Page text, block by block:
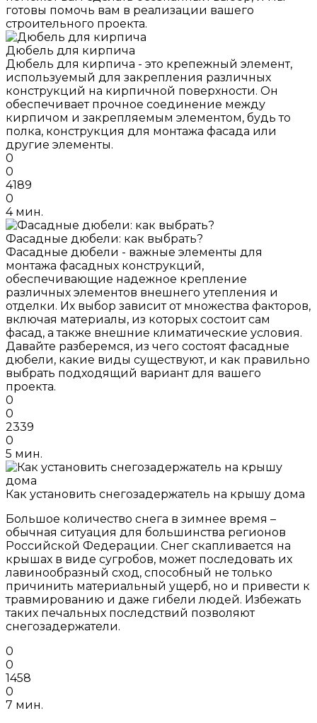
готовы помочь вам в реализации вашего
строительного проекта.
Дюбель для кирпича
Дюбель для кирпича - это крепежный элемент,
используемый для закрепления различных
конструкций на кирпичной поверхности. Он
обеспечивает прочное соединение между
кирпичом и закрепляемым элементом, будь то
полка, конструкция для монтажа фасада или
другие элементы.
0
0
4189
0
4 мин.
Фасадные дюбели: как выбрать?
Фасадные дюбели - важные элементы для
монтажа фасадных конструкций,
обеспечивающие надежное крепление
различных элементов внешнего утепления и
отделки. Их выбор зависит от множества факторов,
включая материалы, из которых состоит сам
фасад, а также внешние климатические условия.
Давайте разберемся, из чего состоят фасадные
дюбели, какие виды существуют, и как правильно
выбрать подходящий вариант для вашего
проекта.
0
0
2339
0
5 мин.
Как установить снегозадержатель на крышу дома
Большое количество снега в зимнее время –
обычная ситуация для большинства регионов
Российской Федерации. Снег скапливается на
крышах в виде сугробов, может последовать их
лавинообразный сход, способный не только
причинить материальный ущерб, но и привести к
травмированию и даже гибели людей. Избежать
таких печальных последствий позволяют
снегозадержатели.
0
0
1458
0
7 мин.